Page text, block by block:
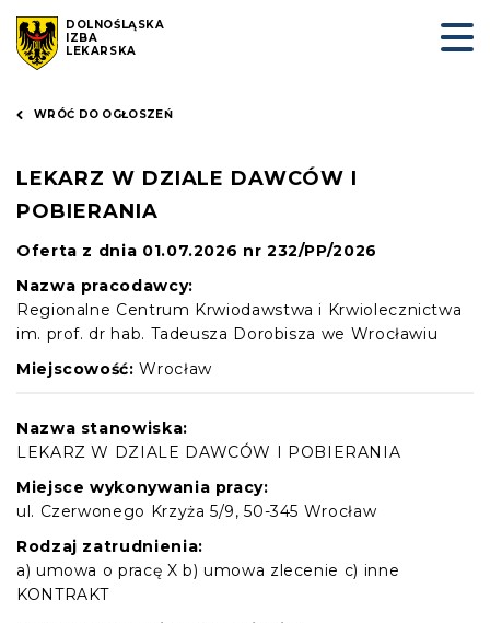
DOLNOŚLĄSKA
IZBA
LEKARSKA
WRÓĆ DO OGŁOSZEŃ
LEKARZ W DZIALE DAWCÓW I
POBIERANIA
Oferta z dnia 01.07.2026 nr 232/PP/2026
Nazwa pracodawcy:
Regionalne Centrum Krwiodawstwa i Krwiolecznictwa
im. prof. dr hab. Tadeusza Dorobisza we Wrocławiu
Miejscowość: Wrocław
Nazwa stanowiska:
LEKARZ W DZIALE DAWCÓW I POBIERANIA
Miejsce wykonywania pracy:
ul. Czerwonego Krzyża 5/9, 50-345 Wrocław
Rodzaj zatrudnienia:
a) umowa o pracę X b) umowa zlecenie c) inne
KONTRAKT